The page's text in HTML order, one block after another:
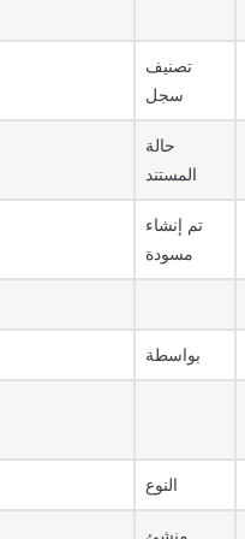
تصنيف
سجل
حالة
المستند
تم إنشاء
مسودة
بواسطة
النوع
منشئ